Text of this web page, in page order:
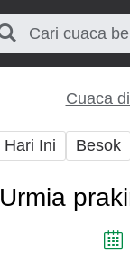
Cuaca
Hari Ini Besok
Urmia